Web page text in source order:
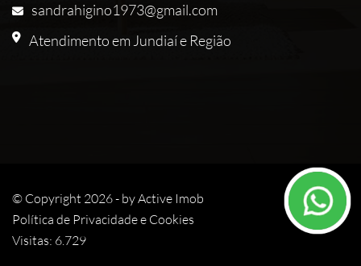
sandrahigino1973@gmail.com
Atendimento em Jundiaí e Região
© Copyright 2026 - byActive Imob
Política de Privacidade e Cookies
Visitas: 6.729